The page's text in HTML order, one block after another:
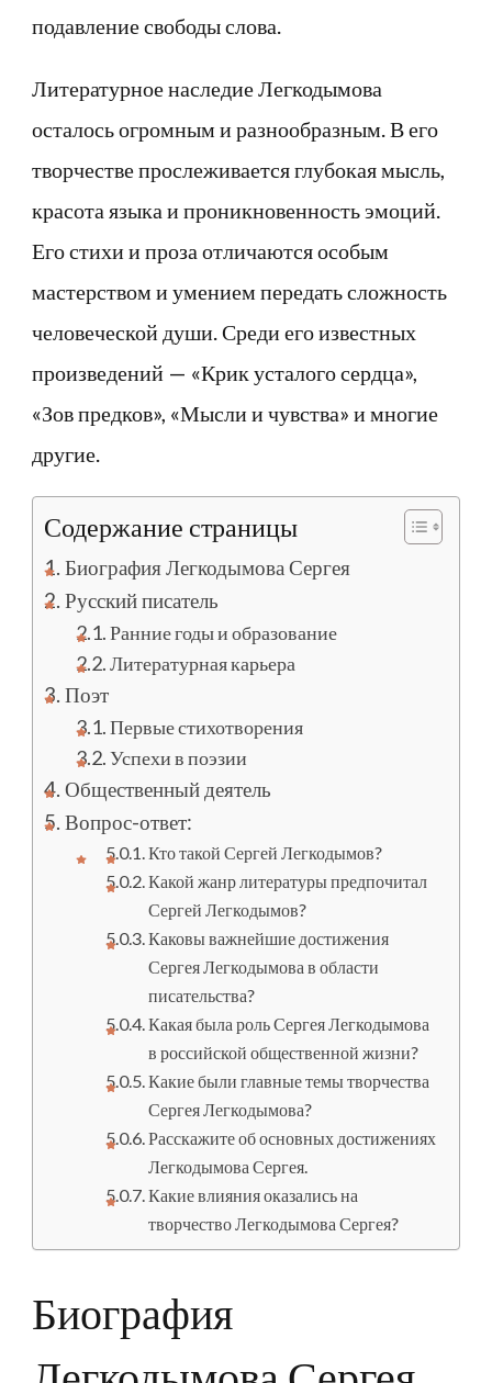
подавление свободы слова.
Литературное наследие Легкодымова
осталось огромным и разнообразным. В его
творчестве прослеживается глубокая мысль,
красота языка и проникновенность эмоций.
Его стихи и проза отличаются особым
мастерством и умением передать сложность
человеческой души. Среди его известных
произведений — «Крик усталого сердца»,
«Зов предков», «Мысли и чувства» и многие
другие.
Содержание страницы
Биография Легкодымова Сергея
Русский писатель
Ранние годы и образование
Литературная карьера
Поэт
Первые стихотворения
Успехи в поэзии
Общественный деятель
Вопрос-ответ:
Кто такой Сергей Легкодымов?
Какой жанр литературы предпочитал
Сергей Легкодымов?
Каковы важнейшие достижения
Сергея Легкодымова в области
писательства?
Какая была роль Сергея Легкодымова
в российской общественной жизни?
Какие были главные темы творчества
Сергея Легкодымова?
Расскажите об основных достижениях
Легкодымова Сергея.
Какие влияния оказались на
творчество Легкодымова Сергея?
Биография